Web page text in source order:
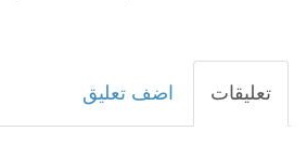
تعليقات اضف تعليق